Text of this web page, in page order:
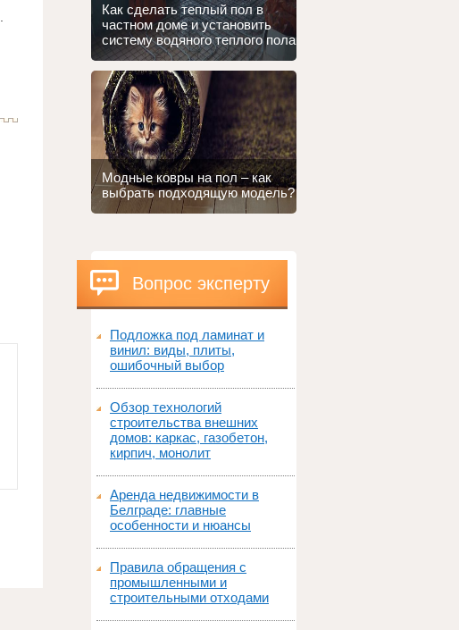
Как сделать теплый пол в
частном доме и установить
систему водяного теплого пола
Модные ковры на пол – как
выбрать подходящую модель?
Вопрос эксперту
Подложка под ламинат и
винил: виды, плиты,
ошибочный выбор
Обзор технологий
строительства внешних
домов: каркас, газобетон,
кирпич, монолит
Аренда недвижимости в
Белграде: главные
особенности и нюансы
Правила обращения с
промышленными и
строительными отходами